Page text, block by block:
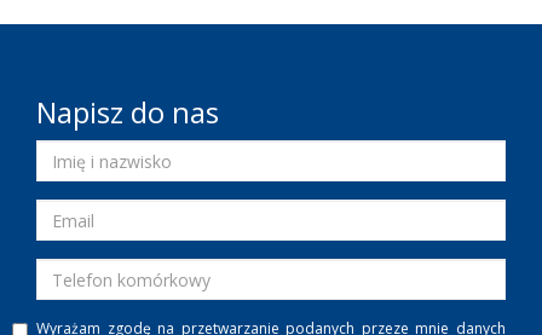
Napisz do nas
Wyrażam zgodę na przetwarzanie podanych przeze mnie danych